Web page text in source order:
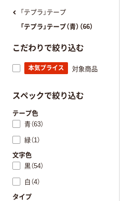
「テプラ」テープ
「テプラ」テープ（青）（66）
こだわりで絞り込む
本気プライス 対象商品
スペックで絞り込む
テープ色
青（63）
緑（1）
文字色
黒（54）
白（4）
タイプ